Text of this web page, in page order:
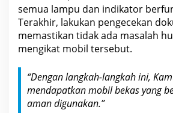
semua lampu dan indikator
Terakhir, lakukan pengecekan
memastikan tidak ada masalah
mengikat mobil tersebut.
“Dengan langkah-langkah ini,
mendapatkan mobil bekas yang
aman digunakan.”